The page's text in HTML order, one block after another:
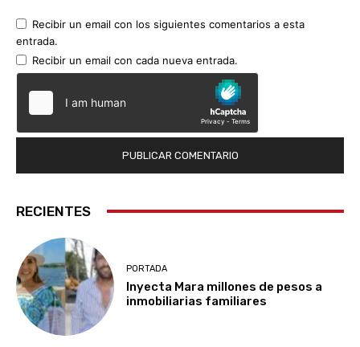
Recibir un email con los siguientes comentarios a esta
entrada.
Recibir un email con cada nueva entrada.
RECIENTES
PORTADA
Inyecta Mara millones de pesos a
inmobiliarias familiares